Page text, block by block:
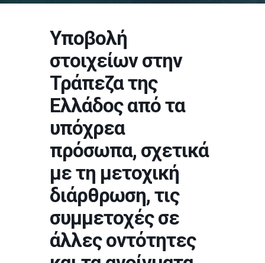
Υποβολή
στοιχείων στην
Τράπεζα της
Ελλάδος από τα
υπόχρεα
πρόσωπα, σχετικά
με τη μετοχική
διάρθρωση, τις
συμμετοχές σε
άλλες οντότητες